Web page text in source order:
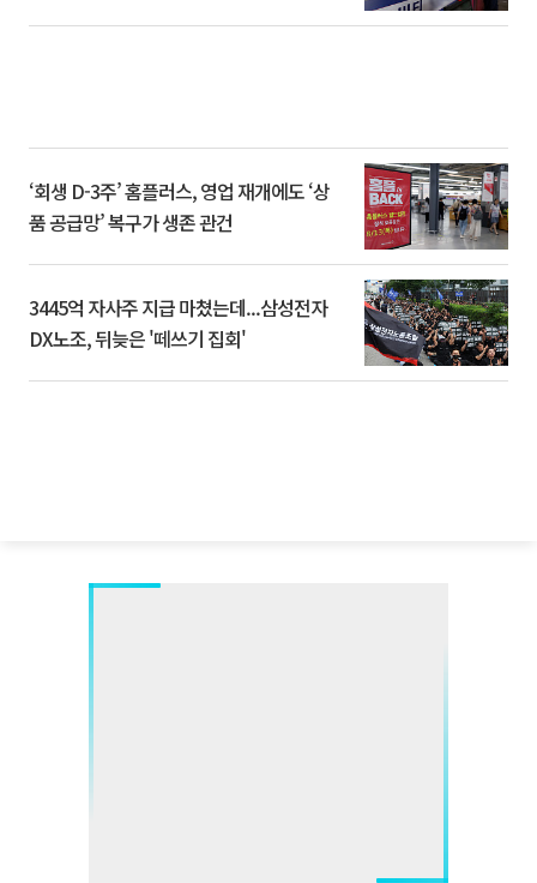
‘회생 D-3주’ 홈플러스, 영업 재개에도 ‘상
품 공급망’ 복구가 생존 관건
3445억 자사주 지급 마쳤는데...삼성전자
DX노조, 뒤늦은 '떼쓰기 집회'